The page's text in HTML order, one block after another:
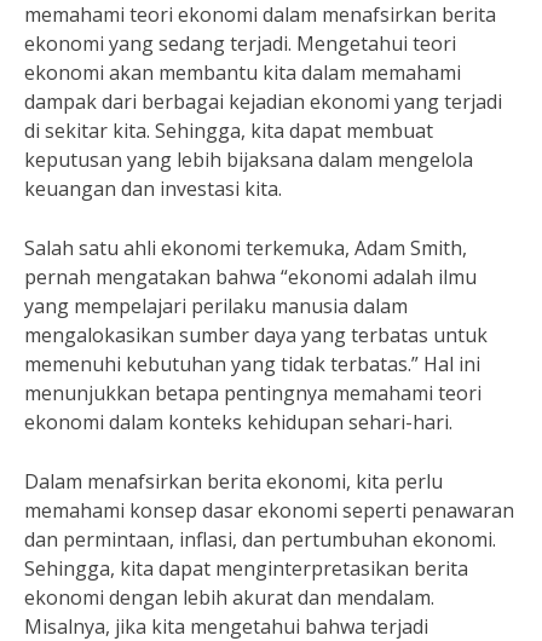
memahami teori ekonomi dalam menafsirkan berita
ekonomi yang sedang terjadi. Mengetahui teori
ekonomi akan membantu kita dalam memahami
dampak dari berbagai kejadian ekonomi yang terjadi
di sekitar kita. Sehingga, kita dapat membuat
keputusan yang lebih bijaksana dalam mengelola
keuangan dan investasi kita.
Salah satu ahli ekonomi terkemuka, Adam Smith,
pernah mengatakan bahwa “ekonomi adalah ilmu
yang mempelajari perilaku manusia dalam
mengalokasikan sumber daya yang terbatas untuk
memenuhi kebutuhan yang tidak terbatas.” Hal ini
menunjukkan betapa pentingnya memahami teori
ekonomi dalam konteks kehidupan sehari-hari.
Dalam menafsirkan berita ekonomi, kita perlu
memahami konsep dasar ekonomi seperti penawaran
dan permintaan, inflasi, dan pertumbuhan ekonomi.
Sehingga, kita dapat menginterpretasikan berita
ekonomi dengan lebih akurat dan mendalam.
Misalnya, jika kita mengetahui bahwa terjadi